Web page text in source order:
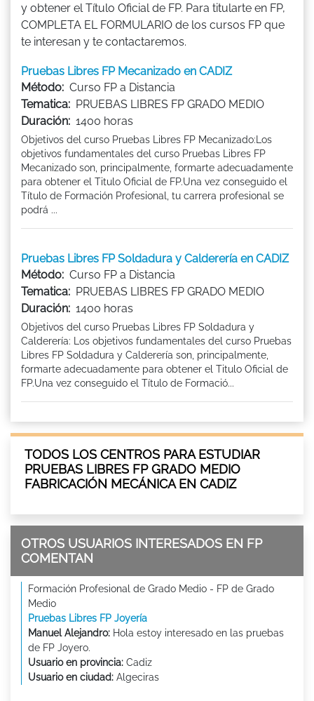
y obtener el Título Oficial de FP. Para titularte en FP,
COMPLETA EL FORMULARIO de los cursos FP que
te interesan y te contactaremos.
Pruebas Libres FP Mecanizado en CADIZ
Método: Curso FP a Distancia
Tematica: PRUEBAS LIBRES FP GRADO MEDIO
Duración: 1400 horas
Objetivos del curso Pruebas Libres FP Mecanizado:Los
objetivos fundamentales del curso Pruebas Libres FP
Mecanizado son, principalmente, formarte adecuadamente
para obtener el Titulo Oficial de FP.Una vez conseguido el
Título de Formación Profesional, tu carrera profesional se
podrá ...
Pruebas Libres FP Soldadura y Calderería en CADIZ
Método: Curso FP a Distancia
Tematica: PRUEBAS LIBRES FP GRADO MEDIO
Duración: 1400 horas
Objetivos del curso Pruebas Libres FP Soldadura y
Calderería: Los objetivos fundamentales del curso Pruebas
Libres FP Soldadura y Calderería son, principalmente,
formarte adecuadamente para obtener el Titulo Oficial de
FP.Una vez conseguido el Título de Formació...
TODOS LOS CENTROS PARA ESTUDIAR
PRUEBAS LIBRES FP GRADO MEDIO
FABRICACIÓN MECÁNICA EN CADIZ
OTROS USUARIOS INTERESADOS EN FP
COMENTAN
Formación Profesional de Grado Medio - FP de Grado
Medio
Pruebas Libres FP Joyería
Manuel Alejandro: Hola estoy interesado en las pruebas
de FP Joyero.
Usuario en provincia: Cadiz
Usuario en ciudad: Algeciras